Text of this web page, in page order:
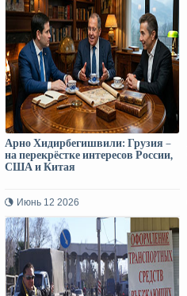
Арно Хидирбегишвили: Грузия –
на перекрёстке интересов России,
США и Китая
Июнь 12 2026